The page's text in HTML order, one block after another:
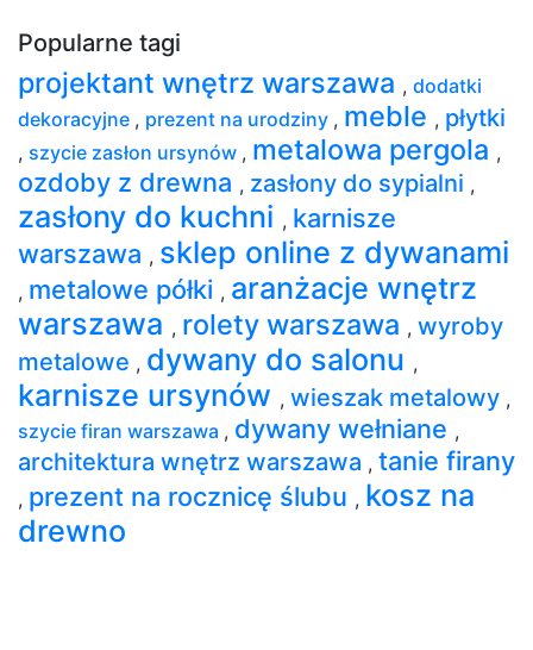
Popularne tagi
projektant wnętrz warszawa , dodatki
dekoracyjne , prezent na urodziny , meble , płytki
, szycie zasłon ursynów , metalowa pergola ,
ozdoby z drewna , zasłony do sypialni ,
zasłony do kuchni , karnisze
warszawa , sklep online z dywanami
, metalowe półki , aranżacje wnętrz
warszawa , rolety warszawa , wyroby
metalowe , dywany do salonu ,
karnisze ursynów , wieszak metalowy ,
szycie firan warszawa , dywany wełniane ,
architektura wnętrz warszawa , tanie firany
, prezent na rocznicę ślubu , kosz na
drewno